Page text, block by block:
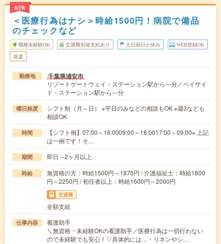
NEW
＜医療行為はナシ＞時給1500円！病院で備品
のチェックなど
職種未経験OK 交通費別途支給あり 土日祝日が休み WEB登録OK
派遣
勤務地 千葉県浦安市
リゾートゲートウェイ・ステーション駅から---分／ベイサイ
ド・ステーション駅から---分
曜日頻度
シフト制（月～日） ※平日のみなどの相談もOK ※週3なども
相談OK
時間
【シフト例】07:00～16:0009:00～18:0017:00～09:00※ 上記
は一例です！そ…
期間 即日～2ヶ月以上
時給
無資格の方：時給1500円～1875円 / 介護福祉士：時給1800
円～2250円 / 初任者以上：時給1600円～2000円
交通費
全額支給
仕事内容
看護助手
＼無資格・未経験OKの看護助手／医療行為は一切行わない
ので未経験でも安心！▽具体的には…・リネンやシ…